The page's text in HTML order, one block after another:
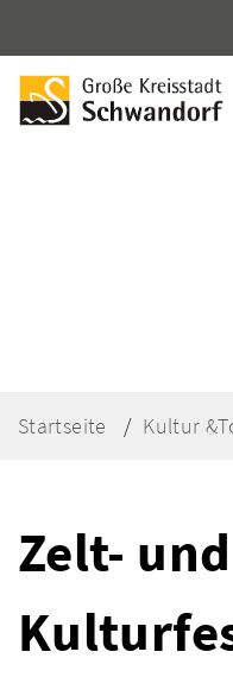
Startseite Kultur
Zelt- und